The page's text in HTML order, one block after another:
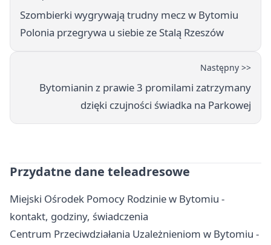
Szombierki wygrywają trudny mecz w Bytomiu
Polonia przegrywa u siebie ze Stalą Rzeszów
Następny >>
Bytomianin z prawie 3 promilami zatrzymany
dzięki czujności świadka na Parkowej
Przydatne dane teleadresowe
Miejski Ośrodek Pomocy Rodzinie w Bytomiu -
kontakt, godziny, świadczenia
Centrum Przeciwdziałania Uzależnieniom w Bytomiu -